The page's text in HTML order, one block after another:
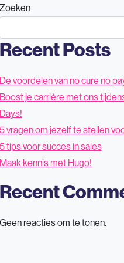
Posts
voordelen van no cure no
je carrière met ons
vragen om jezelf te stellen
tips voor succes in sales
kennis met Hugo!
reacties om te tonen.